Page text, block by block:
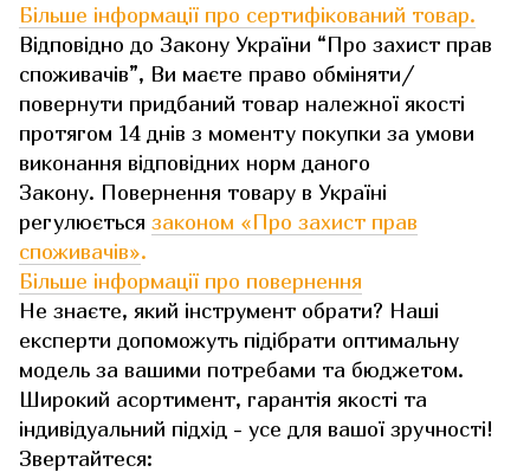
Більше інформації про сертифікований товар.
Відповідно до Закону України “Про захист прав
споживачів”, Ви маєте право обміняти/
повернути придбаний товар належної якості
протягом 14 днів з моменту покупки за умови
виконання відповідних норм даного
Закону. Повернення товару в Україні
регулюється законом «Про захист прав
споживачів».
Більше інформації про повернення
Не знаєте, який інструмент обрати? Наші
експерти допоможуть підібрати оптимальну
модель за вашими потребами та бюджетом.
Широкий асортимент, гарантія якості та
індивідуальний підхід - усе для вашої зручності!
Звертайтеся: